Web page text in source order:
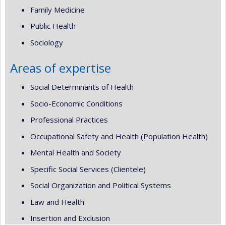
Family Medicine
Public Health
Sociology
Areas of expertise
Social Determinants of Health
Socio-Economic Conditions
Professional Practices
Occupational Safety and Health (Population Health)
Mental Health and Society
Specific Social Services (Clientele)
Social Organization and Political Systems
Law and Health
Insertion and Exclusion